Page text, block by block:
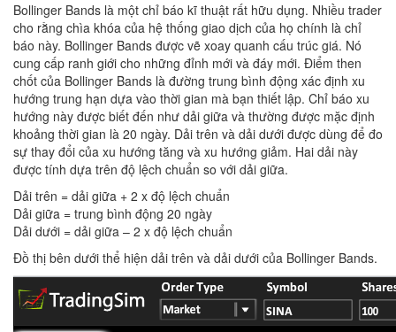
Bollinger Bands là một chỉ báo kĩ thuật rất hữu dụng. Nhiều trader
cho rằng chìa khóa của hệ thống giao dịch của họ chính là chỉ
báo này. Bollinger Bands được vẽ xoay quanh cấu trúc giá. Nó
cung cấp ranh giới cho những đỉnh mới và đáy mới. Điểm then
chốt của Bollinger Bands là đường trung bình động xác định xu
hướng trung hạn dựa vào thời gian mà bạn thiết lập. Chỉ báo xu
hướng này được biết đến như dải giữa và thường được mặc định
khoảng thời gian là 20 ngày. Dải trên và dải dưới được dùng để đo
sự thay đổi của xu hướng tăng và xu hướng giảm. Hai dải này
được tính dựa trên độ lệch chuẩn so với dải giữa.
Dải trên = dải giữa + 2 x độ lệch chuẩn
Dải giữa = trung bình động 20 ngày
Dải dưới = dải giữa – 2 x độ lệch chuẩn
Đồ thị bên dưới thể hiện dải trên và dải dưới của Bollinger Bands.